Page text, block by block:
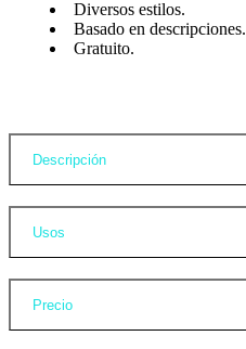
Diversos estilos.
Basado en descripciones.
Gratuito.
Descripción
Usos
Precio